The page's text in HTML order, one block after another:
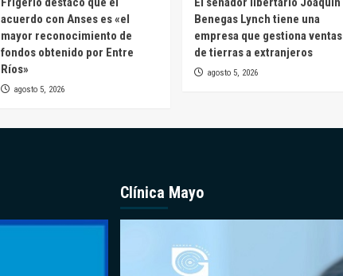
acuerdo con Anses es «el
mayor reconocimiento de
fondos obtenido por Entre
Ríos»
agosto 5, 2026
Benegas Lynch tiene una
empresa que gestiona ventas
de tierras a extranjeros
agosto 5, 2026
Clínica Mayo